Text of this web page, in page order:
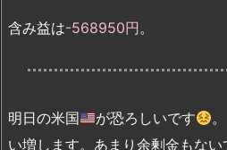
含み益は-568950円。
明日の米国 が恐ろしいです
い増します。あまり余剰金もない